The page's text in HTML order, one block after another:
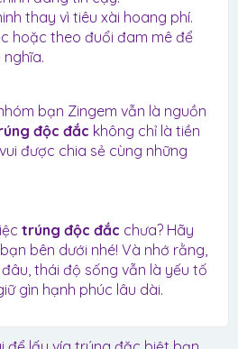
thay vì tiêu xài hoang phí.
hoặc theo đuổi đam mê để
bạn Zingem vẫn là nguồn
độc đắc không chỉ là tiền
được chia sẻ cùng những
trúng độc đắc chưa? Hãy
bên dưới nhé! Và nhớ rằng,
thái độ sống vẫn là yếu tố
gìn hạnh phúc lâu dài.